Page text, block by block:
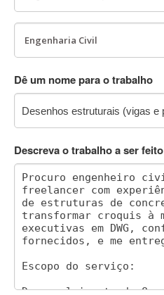
Dê um nome para o trabalho
Descreva o trabalho a ser feito